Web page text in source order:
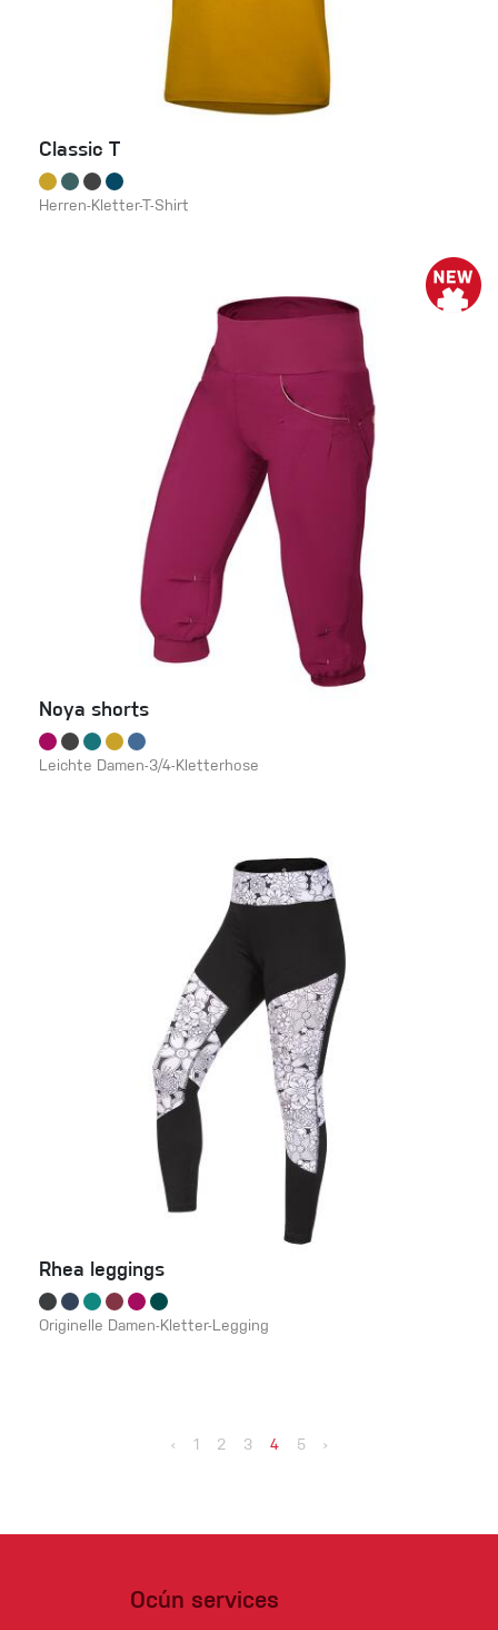
Classic T
Herren-Kletter-T-Shirt
Noya shorts
Leichte Damen-3/4-Kletterhose
Rhea leggings
Originelle Damen-Kletter-Legging
‹ 1 2 3 4 5 ›
Ocún services